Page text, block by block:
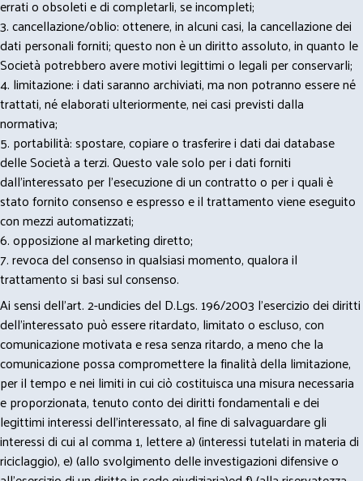
errati o obsoleti e di completarli, se incompleti;
3. cancellazione/oblio: ottenere, in alcuni casi, la cancellazione dei
dati personali forniti; questo non è un diritto assoluto, in quanto le
Società potrebbero avere motivi legittimi o legali per conservarli;
4. limitazione: i dati saranno archiviati, ma non potranno essere né
trattati, né elaborati ulteriormente, nei casi previsti dalla
normativa;
5. portabilità: spostare, copiare o trasferire i dati dai database
delle Società a terzi. Questo vale solo per i dati forniti
dall’interessato per l’esecuzione di un contratto o per i quali è
stato fornito consenso e espresso e il trattamento viene eseguito
con mezzi automatizzati;
6. opposizione al marketing diretto;
7. revoca del consenso in qualsiasi momento, qualora il
trattamento si basi sul consenso.
Ai sensi dell’art. 2-undicies del D.Lgs. 196/2003 l’esercizio dei diritti
dell’interessato può essere ritardato, limitato o escluso, con
comunicazione motivata e resa senza ritardo, a meno che la
comunicazione possa compromettere la finalità della limitazione,
per il tempo e nei limiti in cui ciò costituisca una misura necessaria
e proporzionata, tenuto conto dei diritti fondamentali e dei
legittimi interessi dell’interessato, al fine di salvaguardare gli
interessi di cui al comma 1, lettere a) (interessi tutelati in materia di
riciclaggio), e) (allo svolgimento delle investigazioni difensive o